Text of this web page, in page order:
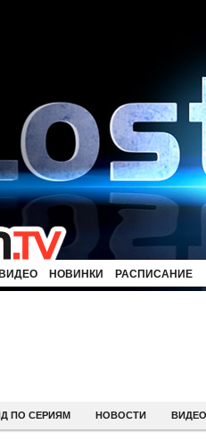
ВИДЕО НОВИНКИ РАСПИСАНИЕ
ПО СЕРИЯМ НОВОСТИ ВИДЕО